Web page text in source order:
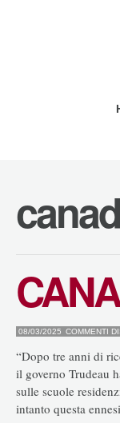
08/03/2025 COMMENTI
“Dopo tre anni di
il governo Trudeau
sulle scuole
intanto questa